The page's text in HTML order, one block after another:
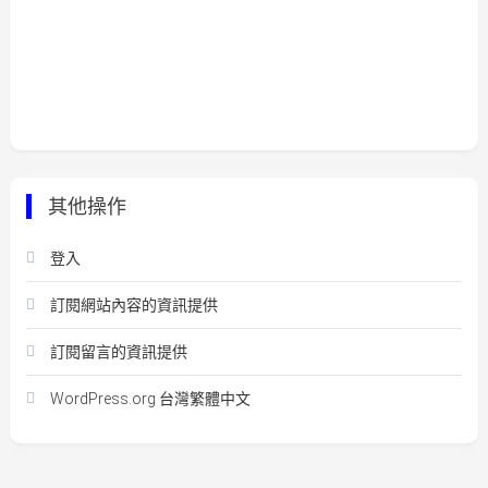
其他操作
登入
訂閱網站內容的資訊提供
訂閱留言的資訊提供
WordPress.org 台灣繁體中文